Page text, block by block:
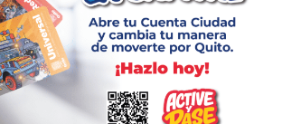
construcción de esta Estación. Entre
unas escalinatas, una base de cangagua y
a la Época Republicana.
de escalinatas, se podrá acceder a una